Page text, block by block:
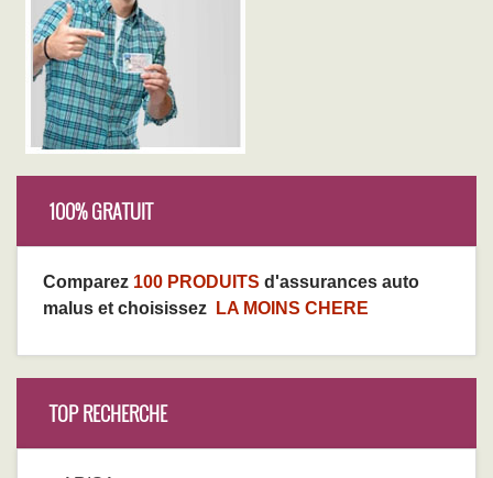
100% GRATUIT
Comparez 100 PRODUITS d'assurances auto
malus et choisissez
LA MOINS CHERE
TOP RECHERCHE